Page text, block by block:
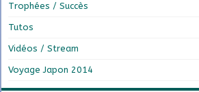
Trophées / Succès
Tutos
Vidéos / Stream
Voyage Japon 2014